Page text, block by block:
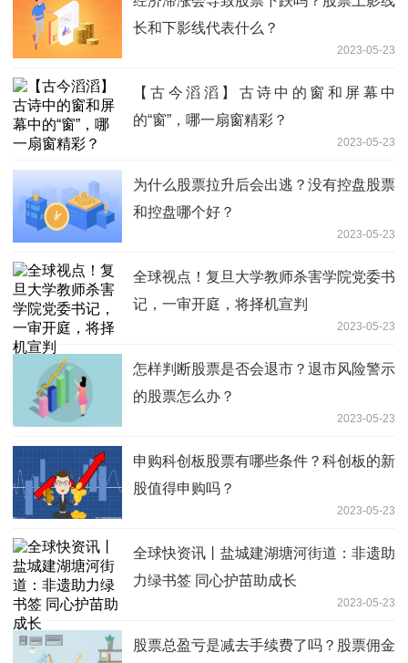
长和下影线代表什么？
2023-05-23
【古今滔滔】古诗中的窗和屏幕中
的“窗”，哪一扇窗精彩？
2023-05-23
为什么股票拉升后会出逃？没有控盘股票
和控盘哪个好？
2023-05-23
全球视点！复旦大学教师杀害学院党委书
记，一审开庭，将择机宣判
2023-05-23
怎样判断股票是否会退市？退市风险警示
的股票怎么办？
2023-05-23
申购科创板股票有哪些条件？科创板的新
股值得申购吗？
2023-05-23
全球快资讯丨盐城建湖塘河街道：非遗助
力绿书签 同心护苗助成长
2023-05-23
股票总盈亏是减去手续费了吗？股票佣金